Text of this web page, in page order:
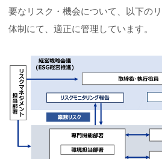
要なリスク・機会について、以下の
体制にて、適正に管理しています。